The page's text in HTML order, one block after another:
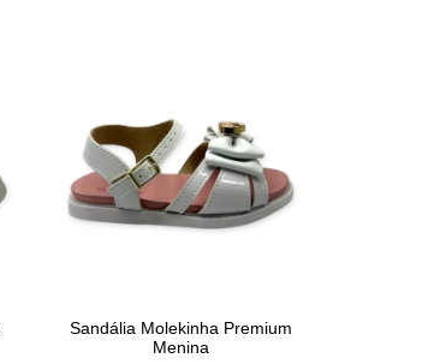
Sandália Molekinha Premium
Menina